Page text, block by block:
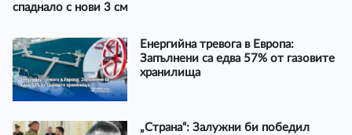
спаднало с нови 3 см
Енергийна тревога в Европа:
Запълнени са едва 57% от газовите
хранилища
„Страна“: Залужни би победил